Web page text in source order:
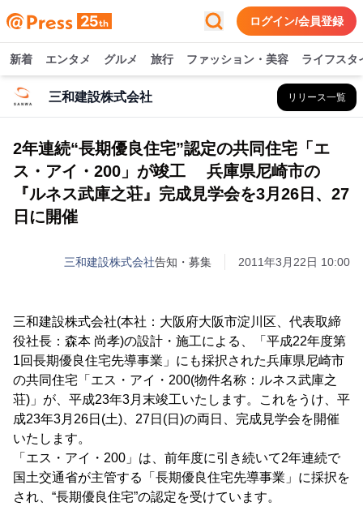
ログイン/会員登録
新着 エンタメ グルメ 旅行 ファッション・美容 ライフスタ
三和建設株式会社 リリース一覧
2年連続“長期優良住宅”認定の共同住宅「エ
ス・アイ・200」が竣工 兵庫県尼崎市の
『ルネス武庫之荘』完成見学会を3月26日、27
日に開催
三和建設株式会社告知・募集 2011年3月22日 10:00
三和建設株式会社(本社：大阪府大阪市淀川区、代表取締
役社長：森本 尚孝)の設計・施工による、「平成22年度第
1回長期優良住宅先導事業」にも採択された兵庫県尼崎市
の共同住宅「エス・アイ・200(物件名称：ルネス武庫之
荘)」が、平成23年3月末竣工いたします。これをうけ、平
成23年3月26日(土)、27日(日)の両日、完成見学会を開催
いたします。
「エス・アイ・200」は、前年度に引き続いて2年連続で
国土交通省が主管する「長期優良住宅先導事業」に採択を
され、“長期優良住宅”の認定を受けています。